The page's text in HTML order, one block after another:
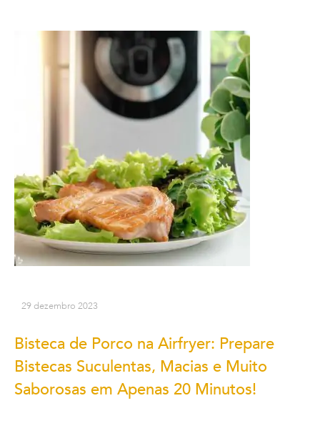
29 dezembro 2023
Bisteca de Porco na Airfryer: Prepare
Bistecas Suculentas, Macias e Muito
Saborosas em Apenas 20 Minutos!